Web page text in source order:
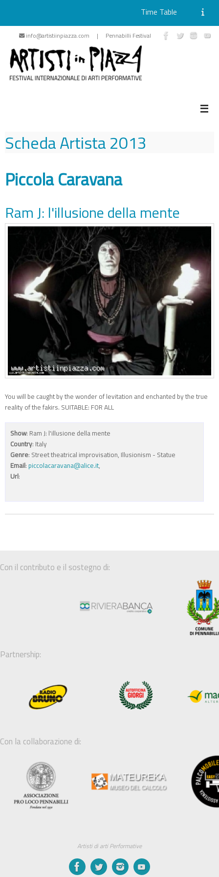
Skip
content
Time Table
info@artistiinpiazza.com | Pennabilli Festival
Scheda Artista2013
Piccola Caravana
Ram J: l'illusione della mente
You will be caught by the wonder of levitation and enchanted by the true
reality of the fakirs. SUITABLE: FOR ALL
Show: Ram J: l'illusione della mente
Country: Italy
Genre: Street theatrical improvisation, Illusionism - Statue
Email: piccolacaravana@alice.it,
Url:
Con il contributo e il sostegno di:
Partnership:
Con la collaborazione di:
Artisti di arti Performative